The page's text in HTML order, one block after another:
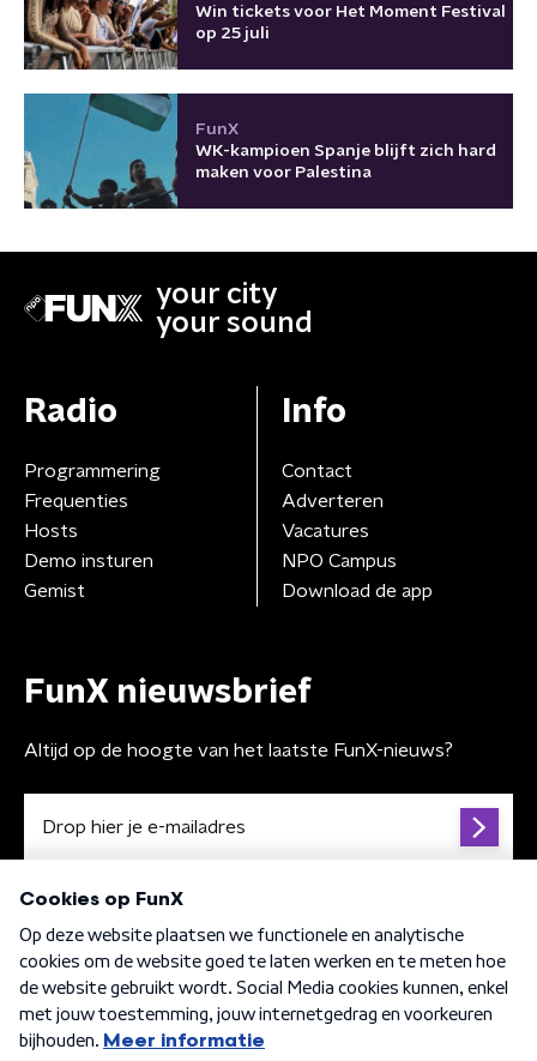
Win tickets voor Het Moment Festival
op 25 juli
FunX
WK-kampioen Spanje blijft zich hard
maken voor Palestina
your city
your sound
Radio
Programmering
Frequenties
Hosts
Demo insturen
Gemist
Info
Contact
Adverteren
Vacatures
NPO Campus
Download de app
FunX nieuwsbrief
Altijd op de hoogte van het laatste FunX-nieuws?
Algemene voorwaarden Privacybeleid